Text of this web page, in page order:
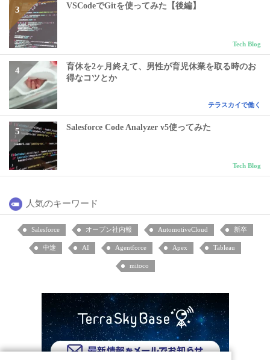
VSCodeでGitを使ってみた【後編】
Tech Blog
育休を2ヶ月終えて、男性が育児休業を取る時のお
得なコツとか
テラスカイで働く
Salesforce Code Analyzer v5使ってみた
Tech Blog
人気のキーワード
Salesforce オープン社内報 AutomotiveCloud 新卒
中途 AI Agentforce Apex Tableau
mitoco